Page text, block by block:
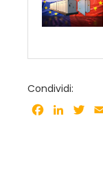
Condividi:
Facebook